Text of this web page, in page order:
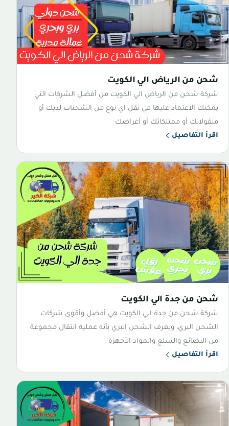
شحن من الرياض الي الكويت
شركة شحن من الرياض الي الكويت من أفضل الشركات التي
يمكنك الاعتماد عليها في نقل اي نوع من الشحنات لديك أو
منقولاتك أو ممتلكاتك أو أغراضك
اقرأ التفاصيل
شحن من جدة الي الكويت
شركة شحن من جدة الي الكويت هي أفضل وأقوى شركات
الشحن البري، ويعرف الشحن البري بأنه عملية انتقال مجموعة
من البضائع والسلع والمواد الأجهزة
اقرأ التفاصيل